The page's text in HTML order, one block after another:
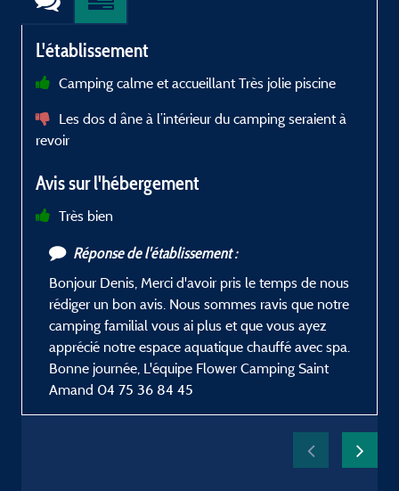
L'établissement
Camping calme et accueillant Très jolie piscine
Les dos d âne à l’intérieur du camping seraient à
revoir
Avis sur l'hébergement
Très bien
Réponse de l'établissement :
Bonjour Denis, Merci d'avoir pris le temps de nous
rédiger un bon avis. Nous sommes ravis que notre
camping familial vous ai plus et que vous ayez
apprécié notre espace aquatique chauffé avec spa.
Bonne journée, L'équipe Flower Camping Saint
Amand 04 75 36 84 45